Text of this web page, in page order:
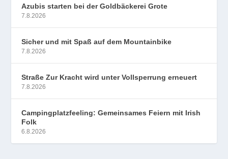
Azubis starten bei der Goldbäckerei Grote
7.8.2026
Sicher und mit Spaß auf dem Mountainbike
7.8.2026
Straße Zur Kracht wird unter Vollsperrung erneuert
7.8.2026
Campingplatzfeeling: Gemeinsames Feiern mit Irish
Folk
6.8.2026